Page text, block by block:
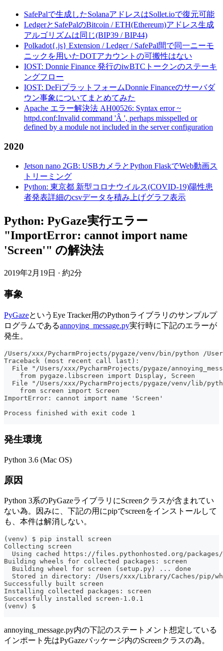
SafePalで生成したSolanaアドレスはSollet.ioで復元可能
LedgerとSafePalのBitcoin / ETH(Ethereum)アドレス生成
アルゴリズムは同じ(BIP39 / BIP44)
Polkadot{.js} Extension / Ledger / SafePal間で同一ニーモ
ニックを用いたDOTアカウントの可搬性はない
IOST: Donnie Finance 発行のiwBTCトークンのステーキ
ングフロー
IOST: DeFiプラットフォームDonnie Financeのサーバダ
ウン事象についてまとめてみた
Apache エラー解決法 AH00526: Syntax error ~
httpd.conf:Invalid command 'Â ', perhaps misspelled or
defined by a module not included in the server configuration
2020
Jetson nano 2GB: USBカメラとPython FlaskでWeb動画ス
トリーミング
Python: 東京都 新型コロナウイルス(COVID-19)陽性患
者発表詳細のcsvデータを積み上げグラフ表示
Python: PyGaze実行エラー
"ImportError: cannot import name
'Screen'" の解決法
2019年2月19日 · 約2分
事象
PyGazeというEye Tracker用のPythonライブラリのサンプルプ
ログラムであるannoying_message.py実行時に下記のエラーが
発生。
/Users/xxx/PycharmProjects/pygaze/venv/bin/python /
Traceback (most recent call last):
File "/Users/xxx/PycharmProjects/pygaze/
    from pygaze.libscreen import Display, Screen
File "/Users/xxx/PycharmProjects/pygaze/venv/lib/
    from screen import Screen
ImportError: cannot import name 'Screen'
Process finished with exit code 1
発生環境
Python 3.6 (Mac OS)
原因
Python 3系のPyGazeライブラリにScreenクラスが含まれてい
ない為。因みに、下記の用にpipでscreenをインストールして
も、本件は解消しない。
(venv) $ pip install screen
Collecting screen
Using cached https://files.pythonhosted.org/
Building wheels for collected packages: screen
  Building wheel for screen (setup.py) ... done
Stored in directory: /Users/xxx/Library/Caches/pip/
Successfully built screen
Installing collected packages: screen
Successfully installed screen-1.0.1
(venv) $
annoying_message.py内の下記のステートメント想定している
インポート先はPyGazeパッケージ内のScreenクラスの為。